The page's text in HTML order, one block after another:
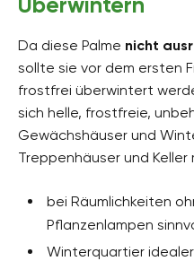
Da diese Palme nicht
sollte sie vor dem ersten
frostfrei überwintert
sich helle, frostfreie,
Gewächshäuser und
Treppenhäuser und Keller
bei Räumlichkeiten
Pflanzenlampen
Winterquartier